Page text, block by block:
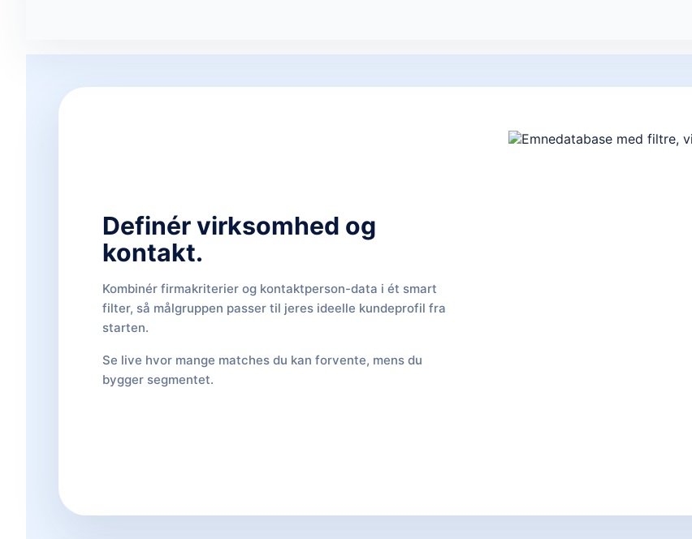
Definér virksomhed og
kontakt.
Kombinér firmakriterier og kontaktperson-data i ét smart
filter, så målgruppen passer til jeres ideelle kundeprofil fra
starten.
Se live hvor mange matches du kan forvente, mens du
bygger segmentet.